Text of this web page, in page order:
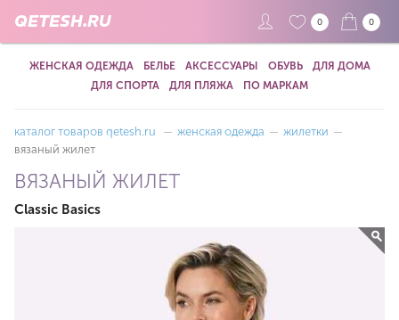
QETESH.RU 0 0
ЖЕНСКАЯ ОДЕЖДА БЕЛЬЕ АКСЕССУАРЫ ОБУВЬ
ДЛЯ ДОМА
ДЛЯ СПОРТА
ДЛЯ ПЛЯЖА ПО МАРКАМ
каталог товаров qetesh.ru — женская одежда — жилетки —
вязаный жилет
ВЯЗАНЫЙ ЖИЛЕТ
Classic Basics